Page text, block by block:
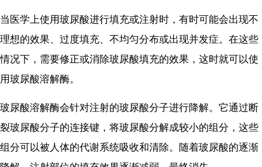
当医学上使用玻尿酸进行填充或注射时，有时可能会出现不
理想的效果、过度填充、不均匀分布或出现并发症。在这些
情况下，需要修正或消除玻尿酸填充的效果，这时就可以使
用玻尿酸溶解酶。
玻尿酸溶解酶会针对注射的玻尿酸分子进行降解。它通过断
裂玻尿酸分子的连接键，将玻尿酸分解成较小的组分，这些
组分可以被人体的代谢系统吸收和清除。随着玻尿酸的逐渐